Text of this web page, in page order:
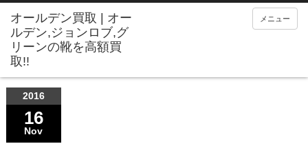
メニュー
2016
16
Nov